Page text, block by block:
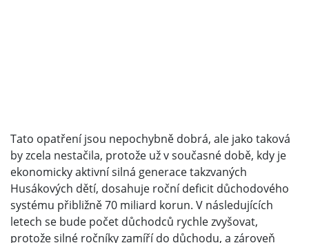
Tato opatření jsou nepochybně dobrá, ale jako taková
by zcela nestačila, protože už v současné době, kdy je
ekonomicky aktivní silná generace takzvaných
Husákových dětí, dosahuje roční deficit důchodového
systému přibližně 70 miliard korun. V následujících
letech se bude počet důchodců rychle zvyšovat,
protože silné ročníky zamíří do důchodu, a zároveň